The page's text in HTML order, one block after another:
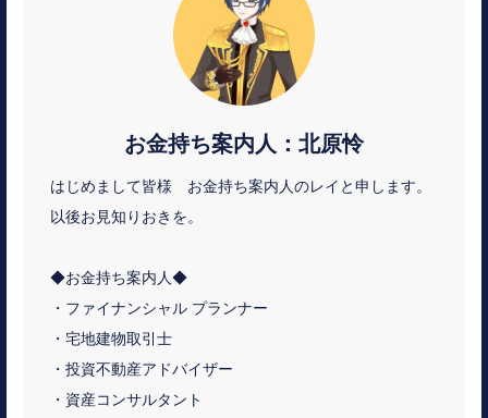
お金持ち案内人：北原怜
はじめまして皆様 お金持ち案内人のレイと申します。
以後お見知りおきを。
◆お金持ち案内人◆
・ファイナンシャル プランナー
・宅地建物取引士
・投資不動産アドバイザー
・資産コンサルタント